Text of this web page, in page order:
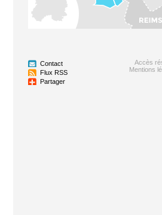
Contact
Flux RSS
Partager
Accès
Mentions